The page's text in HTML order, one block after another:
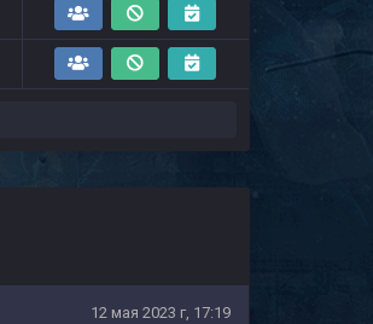
12 мая 2023 г, 17:19